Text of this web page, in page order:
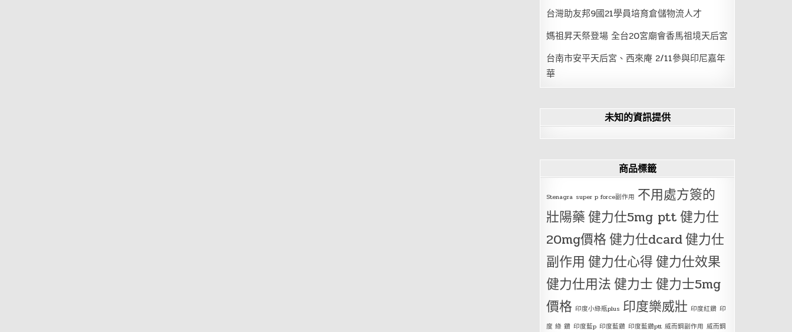
台灣助友邦9國21學員培育倉儲物流人才
媽祖昇天祭登場 全台20宮廟會香馬祖境天后宮
台南市安平天后宮、西來庵 2/11參與印尼嘉年
華
未知的資訊提供
商品標籤
Stenagra super p force副作用 不用處方簽的
壯陽藥健力仕5mg ptt健力仕
20mg價格健力仕dcard健力仕
副作用 健力仕心得健力仕效果
健力仕用法健力士健力士5mg
價格 印度小綠瓶plus 印度樂威壯 印度紅鑽 印
度 綠 鑽 印度藍p 印度藍鑽 印度藍鑽ptt 威而鋼副作用 威而鋼